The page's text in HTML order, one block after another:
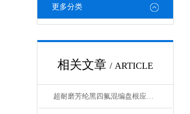
更多分类
相关文章 / ARTICLE
超耐磨芳纶黑四氟混编盘根应用及技术参数